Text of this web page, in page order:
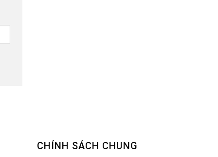
CHÍNH SÁCH CHUNG